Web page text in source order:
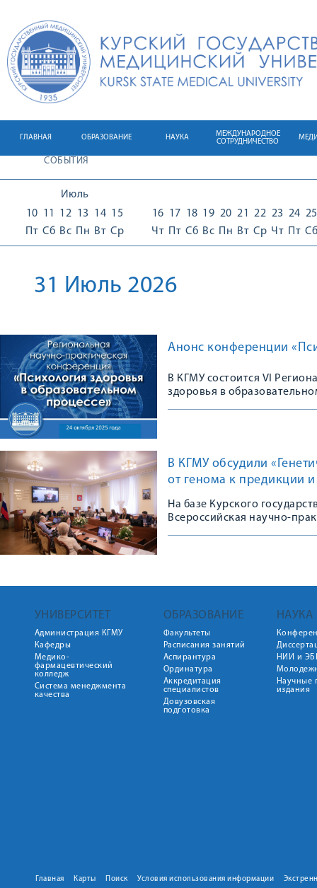
ГЛАВНАЯ ОБРАЗОВАНИЕ НАУКА
МЕЖДУНАРОДНОЕ
СОТРУДНИЧЕСТВО
СОБЫТИЯ
Июль
10
Пт
11
Сб
12
Вс
13
Пн
14
Вт
15
Ср
16
Чт
17
Пт
18
Сб
19
Вс
20
Пн
21
Вт
22
Ср
23
Чт
24
Пт
25
Сб
31 Июль 2026
Анонс конференции
В КГМУ состоится VI
здоровья в
В КГМУ обсудили
от генома к предикции
На базе Курского
Всероссийская научно-
УНИВЕРСИТЕТ
Администрация КГМУ
Кафедры
Медико-
фармацевтический
колледж
Система менеджмента
качества
ОБРАЗОВАНИЕ
Факультеты
Расписания занятий
Аспирантура
Ординатура
Аккредитация
специалистов
Довузовская
подготовка
НАУКА
НИИ и
Научные
издания
Главная Карты Поиск Условия использования информации